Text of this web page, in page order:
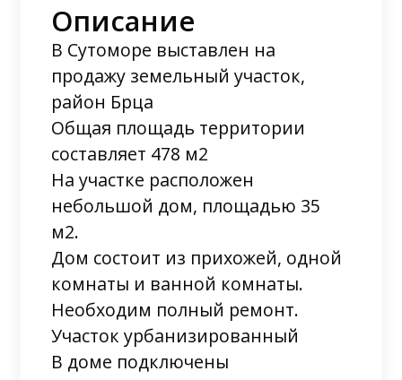
Описание
В Сутоморе выставлен на
продажу земельный участок,
район Брца
Общая площадь территории
составляет 478 м2
На участке расположен
небольшой дом, площадью 35
м2.
Дом состоит из прихожей, одной
комнаты и ванной комнаты.
Необходим полный ремонт.
Участок урбанизированный
В доме подключены